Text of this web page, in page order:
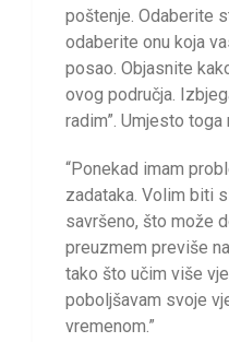
poštenje. Odaberite
odaberite onu koja
posao. Objasnite
ovog područja.
radim”. Umjesto
“Ponekad imam
zadataka. Volim biti
savršeno, što može
preuzmem previše
tako što učim više
poboljšavam svoje
vremenom.”